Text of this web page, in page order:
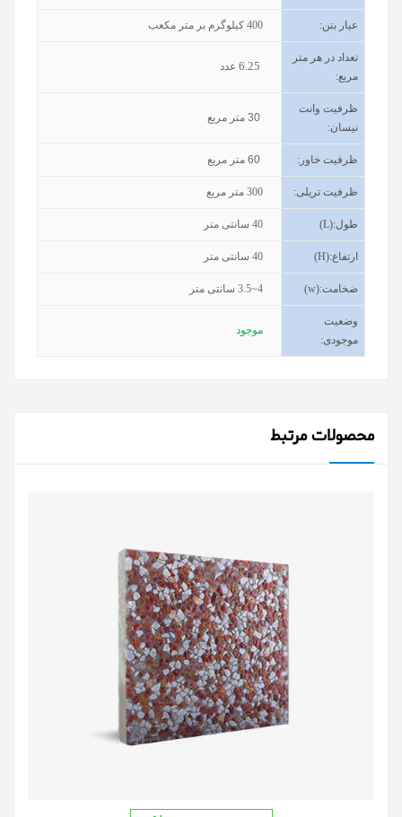
عیار بتن:
400 کیلوگرم بر متر مکعب
تعداد در هر متر
مربع:
6.25 عدد
ظرفیت وانت
نیسان:
30 متر مربع
ظرفیت خاور :
60 متر مربع
ظرفیت تریلی:
300 متر مربع
طول(L):
40 سانتی متر
ارتفاع(H):
40 سانتی متر
ضخامت(w):
3.5~4 سانتی متر
وضعیت
موجودی:
موجود
محصولات مرتبط